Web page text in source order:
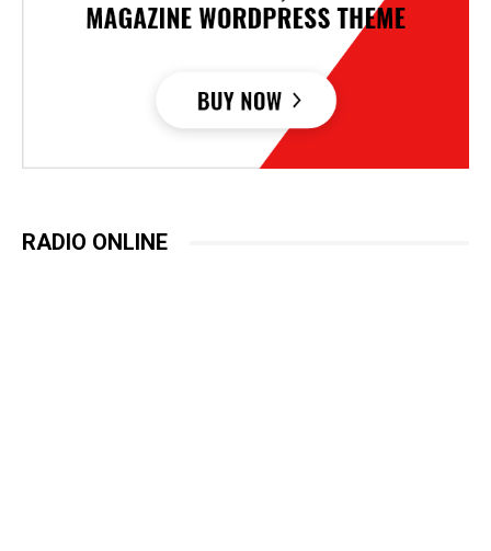
RADIO ONLINE